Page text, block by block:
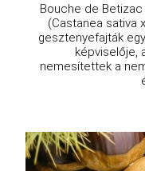
Bouche de
(Castanea sativa
gesztenyefajták
képviselője,
nemesítettek a